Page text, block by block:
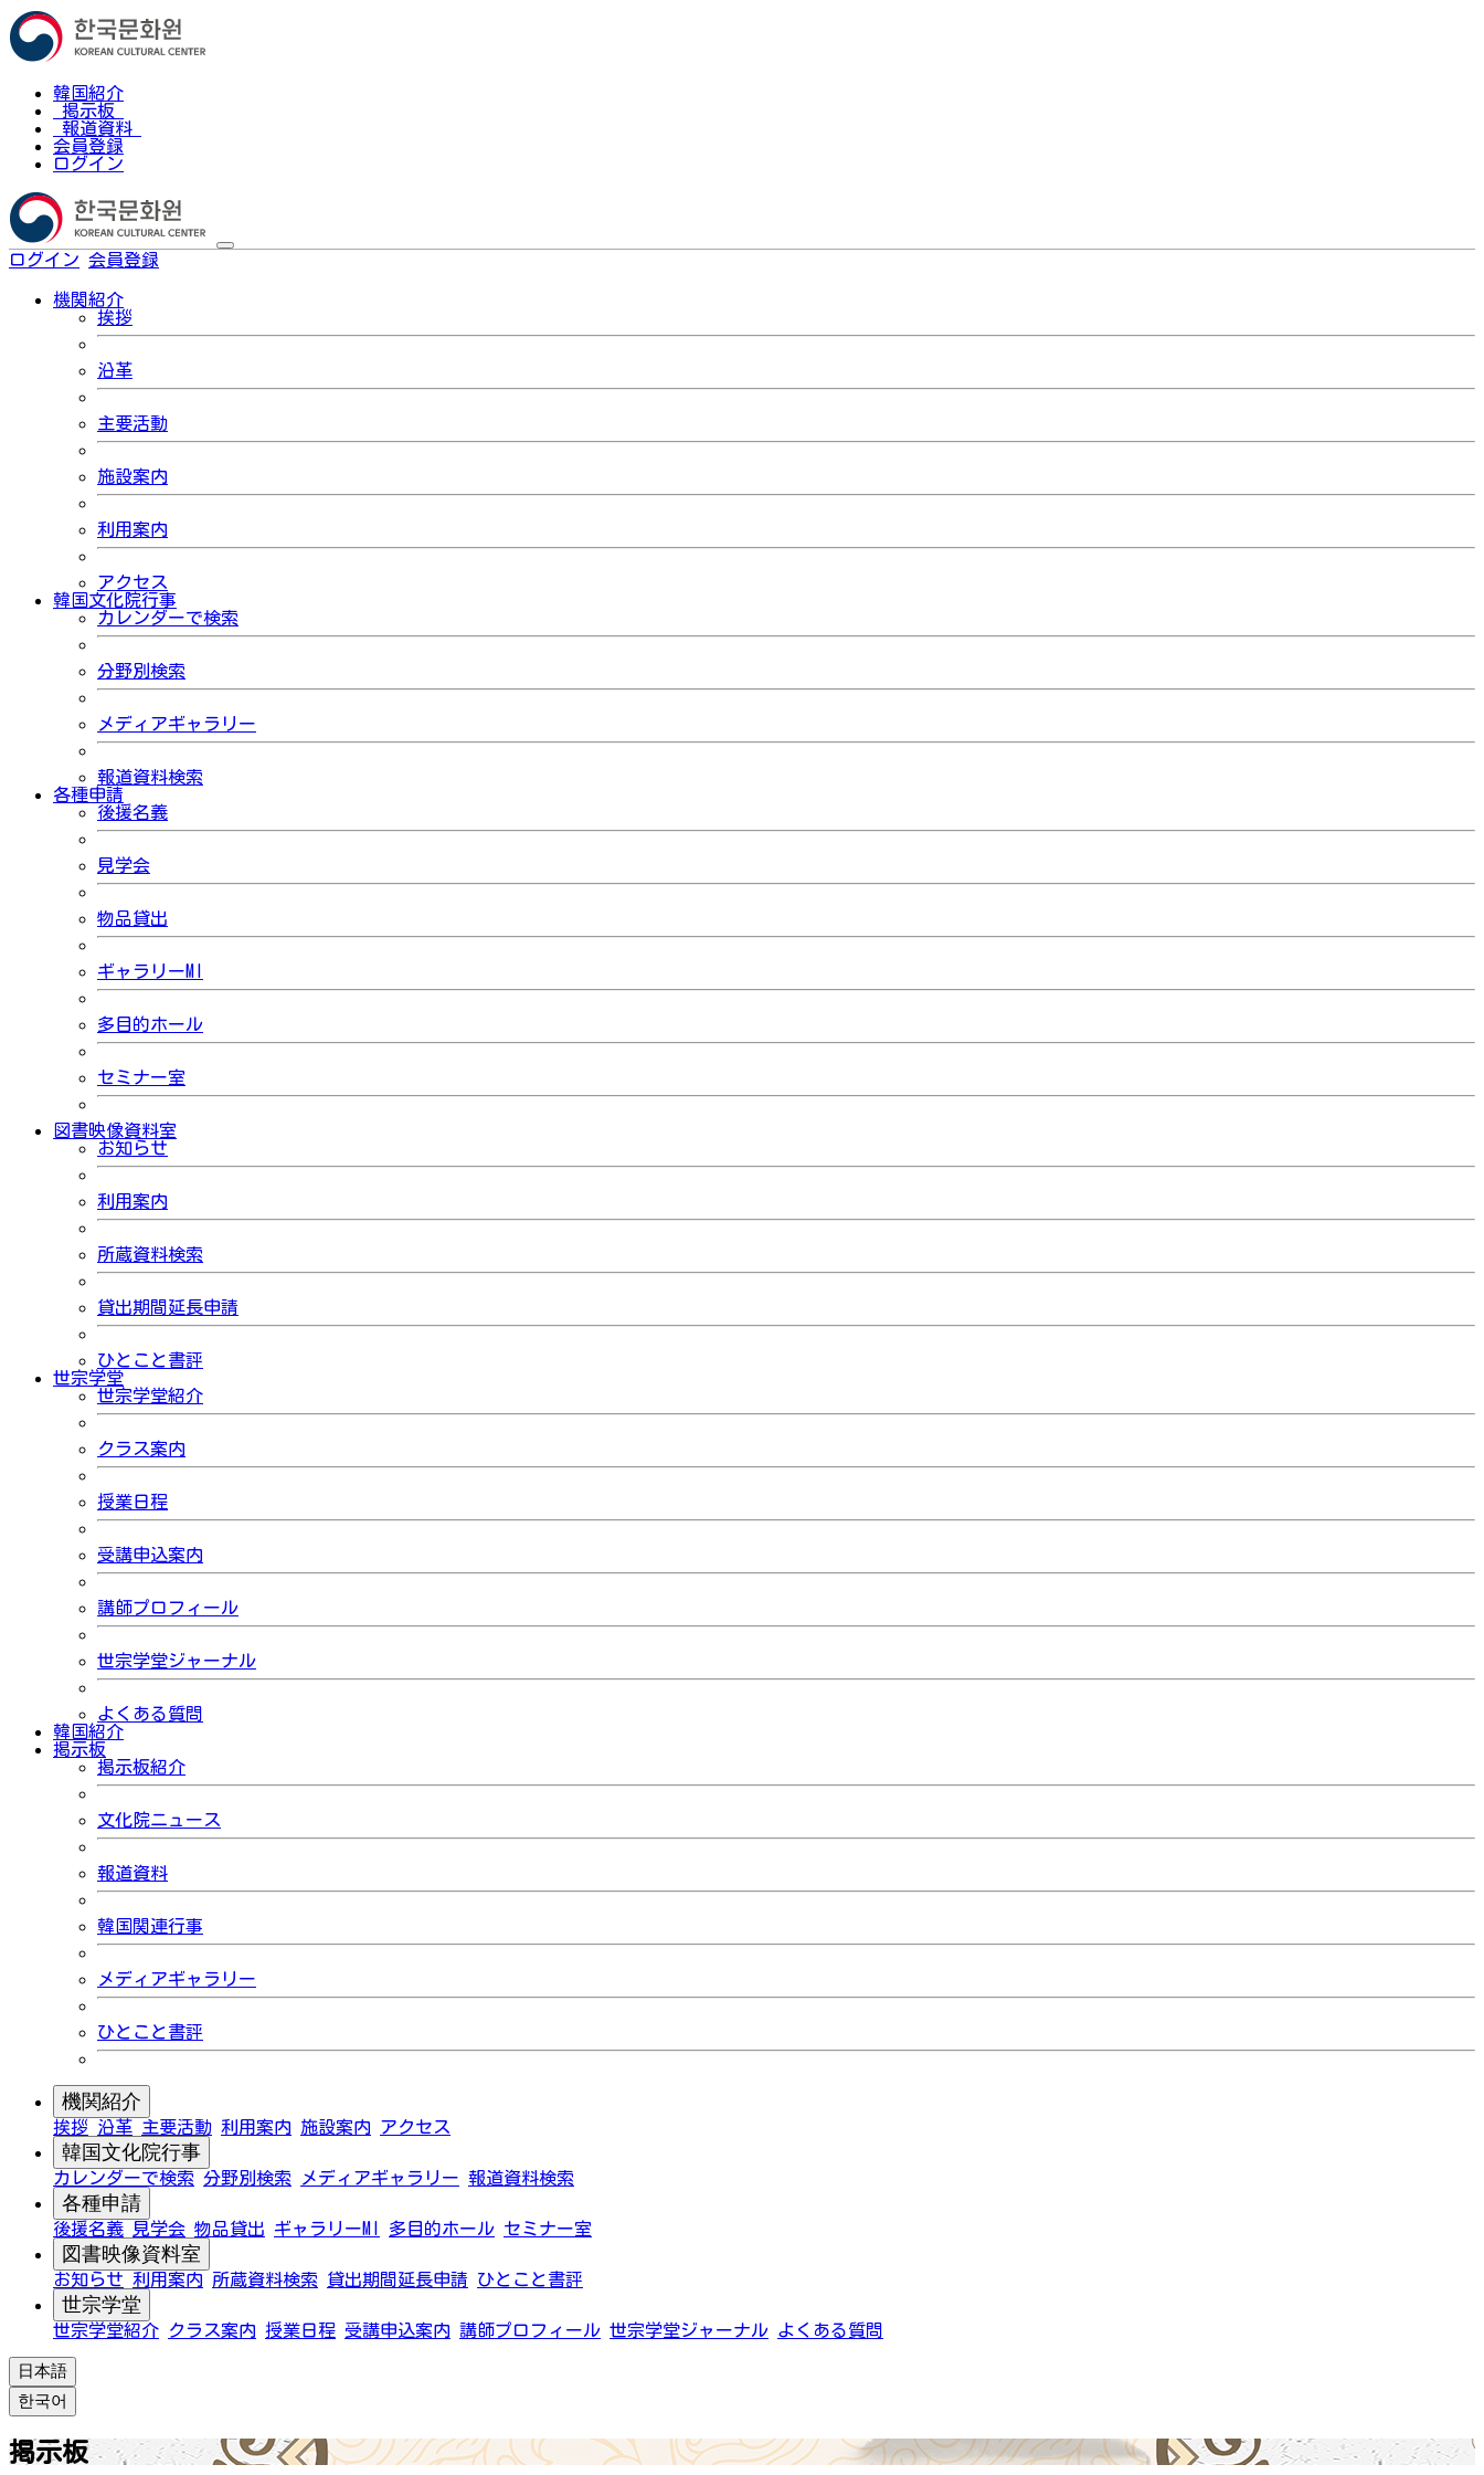
韓国紹介
掲示板
報道資料
会員登録
ログイン
ログイン 会員登録
機関紹介
挨拶
沿革
主要活動
施設案内
利用案内
アクセス
韓国文化院行事
カレンダーで検索
分野別検索
メディアギャラリー
報道資料検索
各種申請
後援名義
見学会
物品貸出
ギャラリーMI
多目的ホール
セミナー室
図書映像資料室
お知らせ
利用案内
所蔵資料検索
貸出期間延長申請
ひとこと書評
世宗学堂
世宗学堂紹介
クラス案内
授業日程
受講申込案内
講師プロフィール
世宗学堂ジャーナル
よくある質問
韓国紹介
掲示板
掲示板紹介
文化院ニュース
報道資料
韓国関連行事
メディアギャラリー
ひとこと書評
機関紹介
挨拶 沿革 主要活動 利用案内 施設案内 アクセス
韓国文化院行事
カレンダーで検索 分野別検索 メディアギャラリー 報道資料検索
各種申請
後援名義 見学会 物品貸出 ギャラリーMI 多目的ホール セミナー室
図書映像資料室
お知らせ 利用案内 所蔵資料検索 貸出期間延長申請 ひとこと書評
世宗学堂
世宗学堂紹介 クラス案内 授業日程 受講申込案内 講師プロフィール 世宗学堂ジャーナル よくある質問
日本語
한국어
掲示板